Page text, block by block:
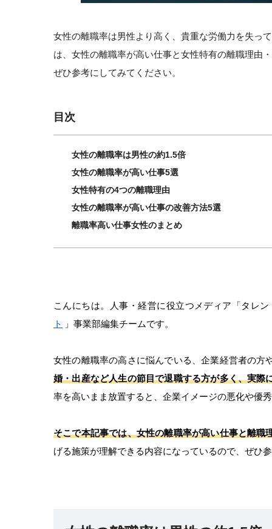
女性の離職率は男性より高く、貴重な労働力を失っ
は、女性の離職率が高い仕事と女性特有の離職理由
ぜひ参考にしてみてください。
目次
女性の離職率は男性の約1.5倍
女性の離職率が高い仕事5選
女性特有の4つの離職理由
女性の離職率が高い仕事の改善方法5選
離職率高い仕事女性のまとめ
こんにちは。人事・経営に役立つメディア「タレ
ト
」事業部編集チームです。
女性の離職率の高さに悩んでいる、企業経営者の方
婚・出産など人生の節目で退職する方が多く、実際
率を高いまま放置すると、企業イメージの悪化や優
そこで本記事では、女性の離職率が高い仕事と離職
げる施策が理解できる内容になっているので、ぜひ